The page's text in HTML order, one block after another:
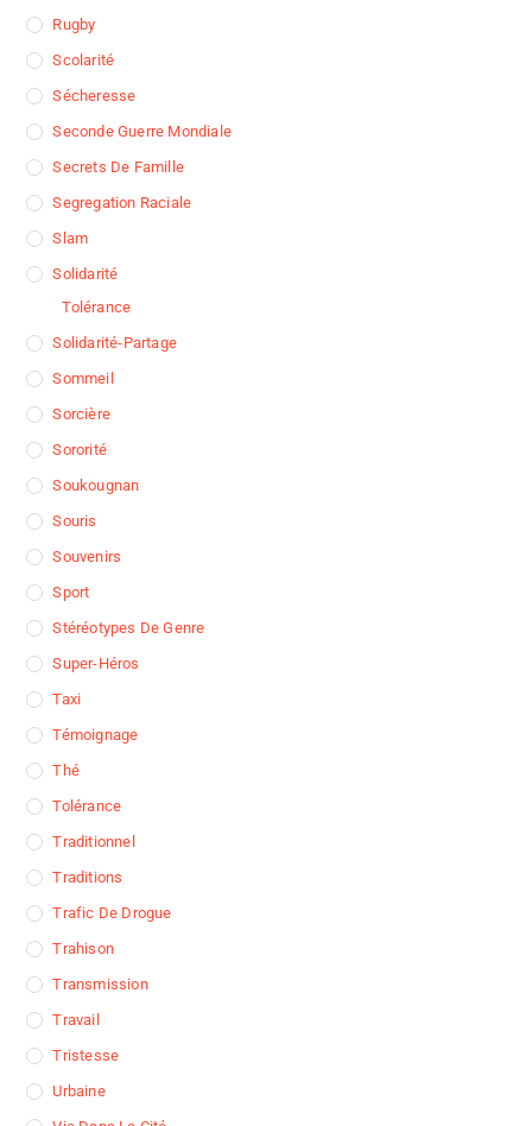
Rugby
Scolarité
Sécheresse
Seconde Guerre Mondiale
Secrets De Famille
Segregation Raciale
Slam
Solidarité
Tolérance
Solidarité-Partage
Sommeil
Sorcière
Sororité
Soukougnan
Souris
Souvenirs
Sport
Stéréotypes De Genre
Super-Héros
Taxi
Témoignage
Thé
Tolérance
Traditionnel
Traditions
Trafic De Drogue
Trahison
Transmission
Travail
Tristesse
Urbaine